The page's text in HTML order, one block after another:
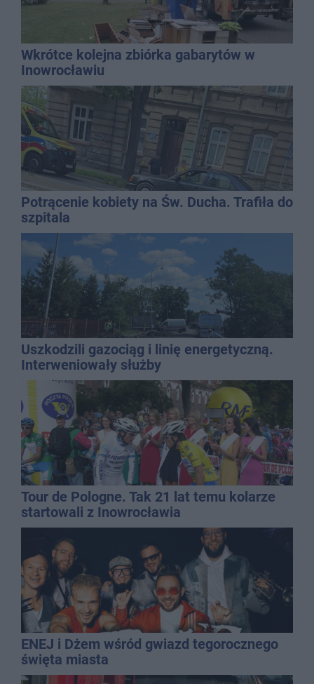
Wkrótce kolejna zbiórka gabarytów w
Inowrocławiu
Potrącenie kobiety na Św. Ducha. Trafiła do
szpitala
Uszkodzili gazociąg i linię energetyczną.
Interweniowały służby
Tour de Pologne. Tak 21 lat temu kolarze
startowali z Inowrocławia
ENEJ i Dżem wśród gwiazd tegorocznego
święta miasta